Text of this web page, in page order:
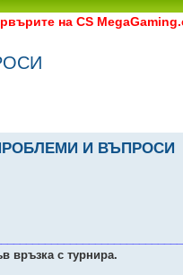
на CS
И ВЪПРОСИ
връзка с турнира.